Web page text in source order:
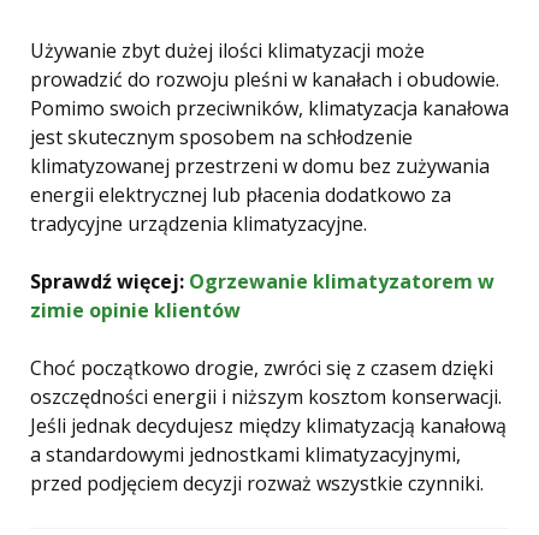
Używanie zbyt dużej ilości klimatyzacji może
prowadzić do rozwoju pleśni w kanałach i obudowie.
Pomimo swoich przeciwników, klimatyzacja kanałowa
jest skutecznym sposobem na schłodzenie
klimatyzowanej przestrzeni w domu bez zużywania
energii elektrycznej lub płacenia dodatkowo za
tradycyjne urządzenia klimatyzacyjne.
Sprawdź więcej: Ogrzewanie klimatyzatorem w
zimie opinie klientów
Choć początkowo drogie, zwróci się z czasem dzięki
oszczędności energii i niższym kosztom konserwacji.
Jeśli jednak decydujesz między klimatyzacją kanałową
a standardowymi jednostkami klimatyzacyjnymi,
przed podjęciem decyzji rozważ wszystkie czynniki.